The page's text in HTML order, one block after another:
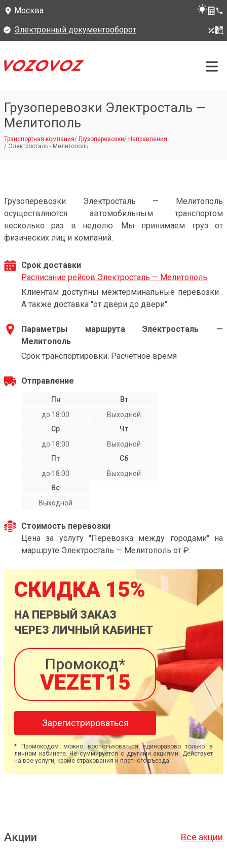
Москва
Электронный документооборот
Грузоперевозки Электросталь —
Мелитополь
Транспортная компания/ Грузоперевозки/ Направления
/ Электросталь - Мелитополь
Грузоперевозки Электросталь — Мелитополь
осуществляются автомобильным транспортом
несколько раз в неделю. Мы принимаем груз от
физических лиц и компаний.
Срок доставки
Расписание рейсов Электросталь — Мелитополь
Клиентам доступны межтерминальные перевозки .
А также доставка "от двери до двери".
Параметры маршрута Электросталь —
Мелитополь
Срок транспортировки: Расчетное время
Отправление
Пн
до 18:00
Вт
Выходной
Ср
до 18:00
Чт
Выходной
Пт
до 18:00
Сб
Выходной
Вс
Выходной
Стоимость перевозки
Цена за услугу "Перевозка между городами" на
маршруте Электросталь — Мелитополь от ₽.
СКИДКА 15%
НА ПЕРВЫЙ ЗАКАЗ
ЧЕРЕЗ ЛИЧНЫЙ КАБИНЕТ
Промокод*
VEZET15
Зарегистрироваться
* Промокодом можно воспользоваться единоразово только в
личном кабинете. Не суммируется с другими акциями. Действует
на все услуги, кроме страхования и платного въезда.
Акции Все акции